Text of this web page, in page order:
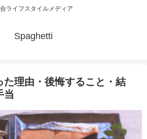
ライフスタイルメディア
Spaghetti
た理由・後悔すること・結
当